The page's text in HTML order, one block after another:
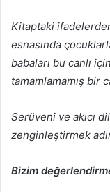
Kitaptaki
esnasında
babaları bu canlı
tamamlamamış bir
Serüveni ve akıcı
zenginleştirmek
Bizim